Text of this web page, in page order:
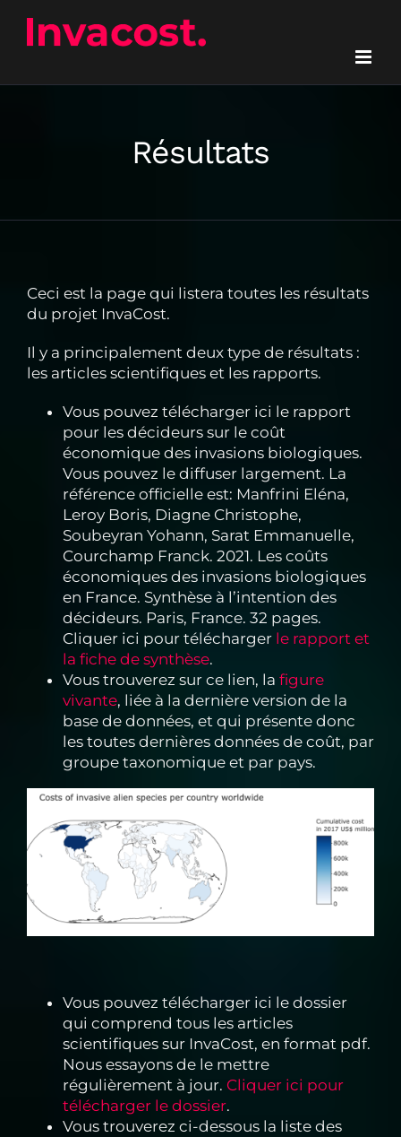
contenu
Résultats
Ceci est la page qui listera toutes les résultats
du projet InvaCost.
Il y a principalement deux type de résultats :
les articles scientifiques et les rapports.
Vous pouvez télécharger ici le rapport
pour les décideurs sur le coût
économique des invasions biologiques.
Vous pouvez le diffuser largement. La
référence officielle est: Manfrini Eléna,
Leroy Boris, Diagne Christophe,
Soubeyran Yohann, Sarat Emmanuelle,
Courchamp Franck. 2021. Les coûts
économiques des invasions biologiques
en France. Synthèse à l’intention des
décideurs. Paris, France. 32 pages.
Cliquer ici pour téléchargerle rapport et
la fiche de synthèse.
Vous trouverez sur ce lien, la figure
vivante, liée à la dernière version de la
base de données, et qui présente donc
les toutes dernières données de coût, par
groupe taxonomique et par pays.
Vous pouvez télécharger ici le dossier
qui comprend tous les articles
scientifiques sur InvaCost, en format pdf.
Nous essayons de le mettre
régulièrement à jour. Cliquer ici pour
télécharger le dossier.
Vous trouverez ci-dessous la liste des